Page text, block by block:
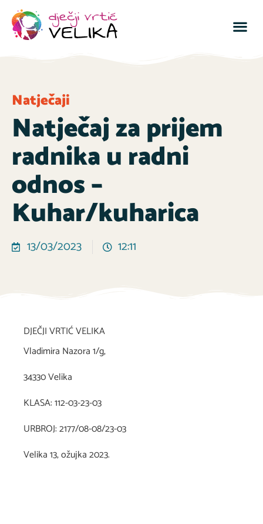
Natječaji
Natječaj za prijem
radnika u radni
odnos –
Kuhar/kuharica
13/03/2023 12:11
DJEČJI VRTIĆ VELIKA
Vladimira Nazora 1/g,
34330 Velika
KLASA: 112-03-23-03
URBROJ: 2177/08-08/23-03
Velika 13, ožujka 2023.